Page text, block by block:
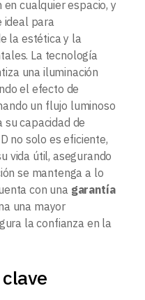
cualquier espacio, y
ideal para
la estética y la
La tecnología
una iluminación
el efecto de
un flujo luminoso
su capacidad de
no solo es eficiente,
vida útil, asegurando
se mantenga a lo
con una garantía
una mayor
la confianza en la